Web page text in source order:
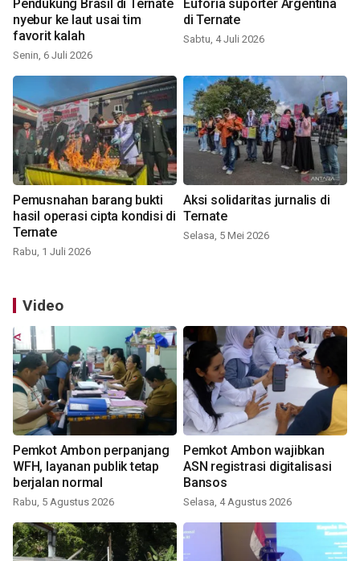
Pendukung Brasil di Ternate
nyebur ke laut usai tim
favorit kalah
Senin, 6 Juli 2026
Euforia suporter Argentina
di Ternate
Sabtu, 4 Juli 2026
Pemusnahan barang bukti
hasil operasi cipta kondisi di
Ternate
Rabu, 1 Juli 2026
Aksi solidaritas jurnalis di
Ternate
Selasa, 5 Mei 2026
Video
Pemkot Ambon perpanjang
WFH, layanan publik tetap
berjalan normal
Rabu, 5 Agustus 2026
Pemkot Ambon wajibkan
ASN registrasi digitalisasi
Bansos
Selasa, 4 Agustus 2026